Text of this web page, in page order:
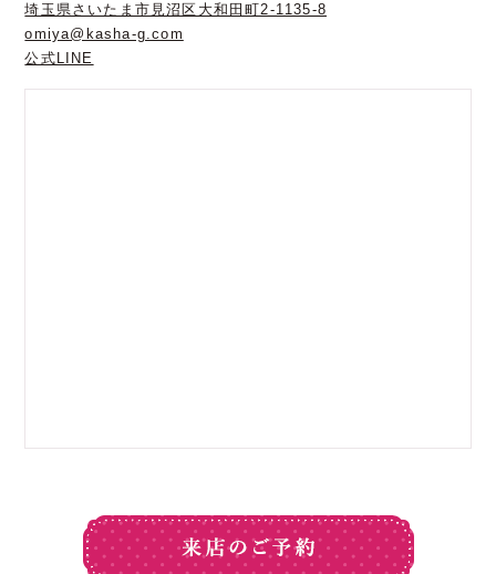
埼玉県さいたま市見沼区大和田町2-1135-8
omiya@kasha-g.com
公式LINE